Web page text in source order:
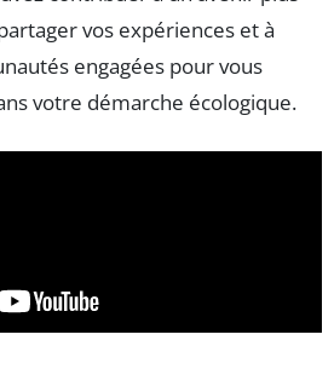
vos expériences et à
engagées pour vous
votre démarche écologique.